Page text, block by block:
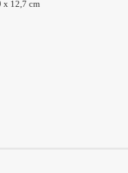
x 12,7 cm